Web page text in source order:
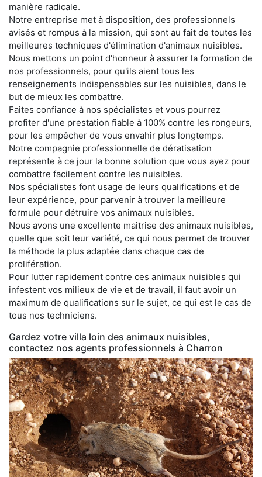
manière radicale.
Notre entreprise met à disposition, des professionnels
avisés et rompus à la mission, qui sont au fait de toutes les
meilleures techniques d'élimination d'animaux nuisibles.
Nous mettons un point d'honneur à assurer la formation de
nos professionnels, pour qu'ils aient tous les
renseignements indispensables sur les nuisibles, dans le
but de mieux les combattre.
Faites confiance à nos spécialistes et vous pourrez
profiter d'une prestation fiable à 100% contre les rongeurs,
pour les empêcher de vous envahir plus longtemps.
Notre compagnie professionnelle de dératisation
représente à ce jour la bonne solution que vous ayez pour
combattre facilement contre les nuisibles.
Nos spécialistes font usage de leurs qualifications et de
leur expérience, pour parvenir à trouver la meilleure
formule pour détruire vos animaux nuisibles.
Nous avons une excellente maitrise des animaux nuisibles,
quelle que soit leur variété, ce qui nous permet de trouver
la méthode la plus adaptée dans chaque cas de
prolifération.
Pour lutter rapidement contre ces animaux nuisibles qui
infestent vos milieux de vie et de travail, il faut avoir un
maximum de qualifications sur le sujet, ce qui est le cas de
tous nos techniciens.
Gardez votre villa loin des animaux nuisibles,
contactez nos agents professionnels à Charron